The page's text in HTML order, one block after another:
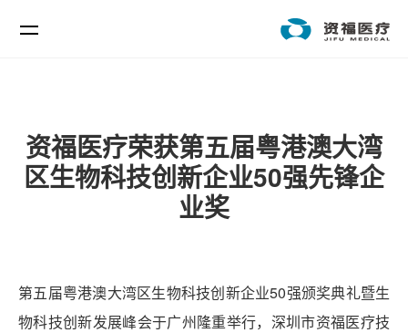
资福医疗荣获第五届粤港澳大湾
区生物科技创新企业50强先锋企
业奖
第五届粤港澳大湾区生物科技创新企业50强颁奖典礼暨生
物科技创新发展峰会于广州隆重举行，深圳市资福医疗技